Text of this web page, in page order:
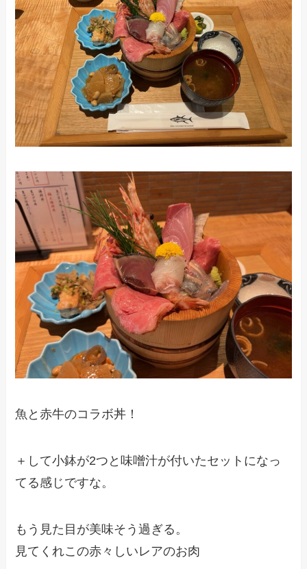
魚と赤牛のコラボ丼！
＋して小鉢が2つと味噌汁が付いたセットになっ
てる感じですな。
もう見た目が美味そう過ぎる。
見てくれこの赤々しいレアのお肉